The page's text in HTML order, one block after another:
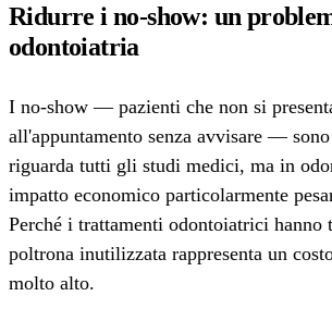
Ridurre i no-show: un
odontoiatria
I no-show — pazienti che non si
all'appuntamento senza avvisare —
riguarda tutti gli studi medici, ma in
impatto economico particolarmente
Perché i trattamenti odontoiatrici hanno
poltrona inutilizzata rappresenta un
molto alto.